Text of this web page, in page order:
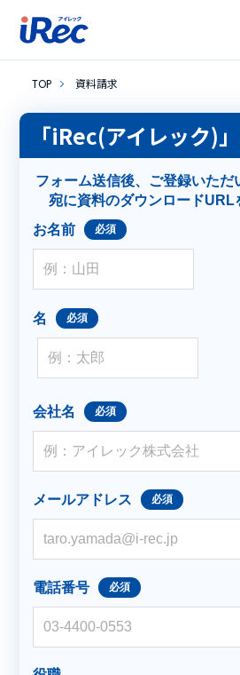
TOP 資料請求
「iRec(アイレック)